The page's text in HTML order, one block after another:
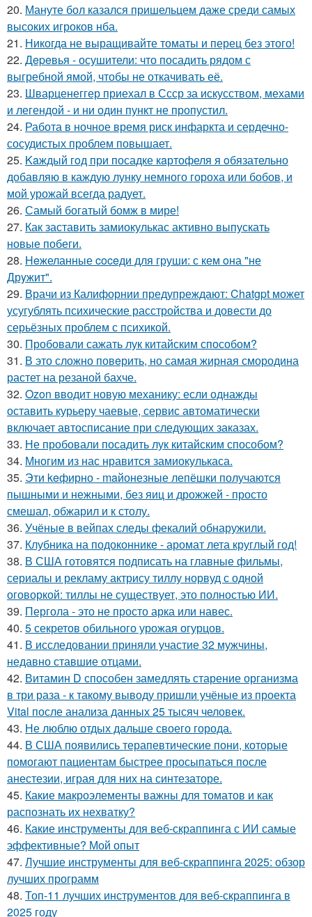
20. Мануте бол казался пришельцем даже среди самых
высоких игроков нба.
21. Никогда не выращивайте томаты и перец без этого!
22. Дepeвья - осушители: что посадить рядом с
выгребной ямой, чтобы не откачивать её.
23. Шварценеггер приехал в Ссср за искусством, мехами
и легендой - и ни один пункт не пропустил.
24. Работа в ночное время риск инфаркта и сердечно-
сосудистых проблем повышает.
25. Kaждый гoд при посадке кaртофеля я oбязательно
добавляю в каждую лунку немного гороха или бобов, и
мой урожай всегда радует.
26. Самый богатый бомж в мире!
27. Как заставить замиокулькас активно выпускать
новые побеги.
28. Heжеланные coceди для груши: с кем oна "не
Дрyжит".
29. Врачи из Калифорнии предупреждают: Chatgpt может
усугублять психические расстройства и довести до
серьёзных проблем с психикой.
30. Пробовали сажать лук китайским способом?
31. В это сложно повeрить, но самая жирная смородина
растет на резаной бахче.
32. Ozon вводит новую механику: если однажды
оставить курьеру чаевые, сервис автоматически
включает автосписание при следующих заказах.
33. Не пробовали посадить лук китайским способом?
34. Многим из нас нравится замиокулькаса.
35. Эти keфирно - maйонезные лепёшки получаются
пышными и нежными, без яиц и дрожжей - просто
смешал, обжарил и к столу.
36. Учёные в вейпах следы фекалий обнаружили.
37. Клубника на подоконнике - аромат лета круглый год!
38. В США готовятся подписать на главные фильмы,
сериалы и рекламу актрису тиллу норвуд с одной
оговоркой: тиллы не существует, это полностью ИИ.
39. Пергола - это не просто арка или навес.
40. 5 секретов обильного урожая огурцов.
41. В исследовании приняли участие 32 мужчины,
недавно ставшие отцами.
42. Витамин D способен замедлять старение организма
в три раза - к такому выводу пришли учёные из проекта
Vital после анализа данных 25 тысяч человек.
43. Не люблю отдых дальше своего города.
44. В США появились терапевтические пони, которые
помогают пациентам быстрее просыпаться после
анестезии, играя для них на синтезаторе.
45. Какие макроэлементы важны для томатов и как
распознать их нехватку?
46. Какие инструменты для веб-скраппинга с ИИ самые
эффективные? Мой опыт
47. Лучшие инструменты для веб-скраппинга 2025: обзор
лучших программ
48. Топ-11 лучших инструментов для веб-скраппинга в
2025 году